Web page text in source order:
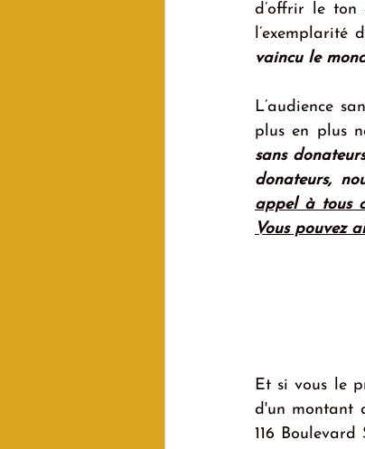
d’offrir le ton
l’exemplarité
vaincu le
L’audience
plus en plus
sans
donateurs,
appel à tous
Vous pouvez
Et si vous le
d'un montant
116